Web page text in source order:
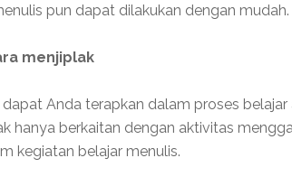
pun dapat dilakukan dengan mudah.
menjiplak
Anda terapkan dalam proses belajar
hanya berkaitan dengan aktivitas
kegiatan belajar menulis.